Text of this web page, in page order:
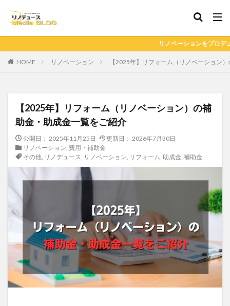
リノベーションをプロデュース リノベーション事
HOME リノベーション 【2025年】リフォーム（リノベーション
【2025年】リフォーム（リノベーション）の補
助金・助成金一覧をご紹介
公開日： 2025年11月25日 更新日： 2026年7月30日
リノベーション, 費用・補助金
その他, リノデュース, リノベーション, リフォーム, 助成金, 補助金